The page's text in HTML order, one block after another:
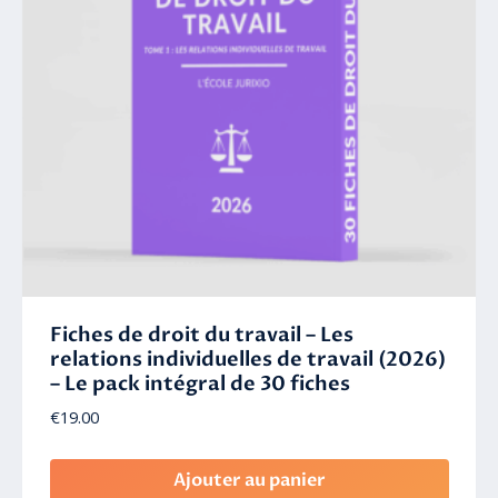
Fiches de droit du travail – Les
relations individuelles de travail (2026)
– Le pack intégral de 30 fiches
€19.00
Ajouter au panier